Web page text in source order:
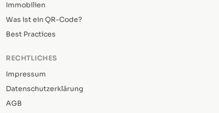
Immobilien
Was ist ein QR-Code?
Best Practices
RECHTLICHES
Impressum
Datenschutzerklärung
AGB